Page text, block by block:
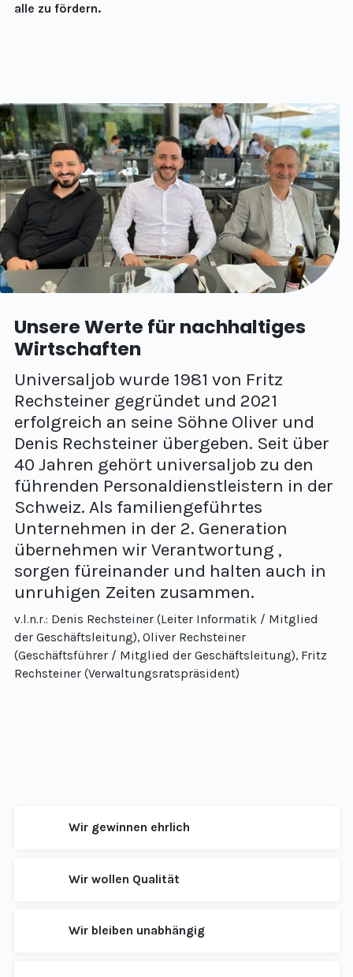
alle zu fördern.
Unsere Werte für nachhaltiges
Wirtschaften
Universaljob wurde 1981 von Fritz
Rechsteiner gegründet und 2021
erfolgreich an seine Söhne Oliver und
Denis Rechsteiner übergeben. Seit über
40 Jahren gehört universaljob zu den
führenden Personaldienstleistern in der
Schweiz. Als familiengeführtes
Unternehmen in der 2. Generation
übernehmen wir Verantwortung ,
sorgen füreinander und halten auch in
unruhigen Zeiten zusammen.
v.l.n.r.: Denis Rechsteiner (Leiter Informatik / Mitglied
der Geschäftsleitung), Oliver Rechsteiner
(Geschäftsführer / Mitglied der Geschäftsleitung), Fritz
Rechsteiner (Verwaltungsratspräsident)
Wir gewinnen ehrlich
Wir wollen Qualität
Wir bleiben unabhängig